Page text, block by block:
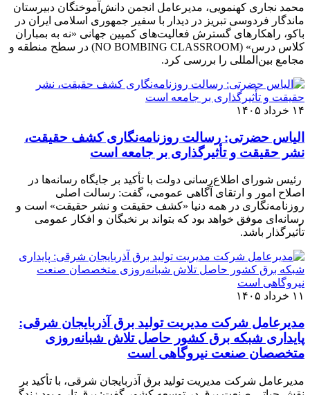
محمد نجاری کهنمویی، مدیرعامل انجمن دانش‌آموختگان دبیرستان
ماندگار فردوسی تبریز در دیدار با سفیر جمهوری اسلامی ایران در
باکو، راهکارهای گسترش فعالیت‌های کمپین جهانی «نه به بمباران
کلاس درس» (NO BOMBING CLASSROOM) در سطح منطقه و
مجامع بین‌المللی را بررسی کرد.
۱۴ خرداد ۱۴۰۵
الیاس حضرتی: رسالت روزنامه‌نگاری کشف حقیقت،
نشر حقیقت و تأثیرگذاری بر جامعه است
رئیس شورای اطلاع‌رسانی دولت با تأکید بر جایگاه رسانه‌ها در
اصلاح امور و ارتقای آگاهی عمومی، گفت: رسالت اصلی
روزنامه‌نگاری در همه دنیا «کشف حقیقت و نشر حقیقت» است و
رسانه‌ای موفق خواهد بود که بتواند بر نخبگان و افکار عمومی
تأثیرگذار باشد.
۱۱ خرداد ۱۴۰۵
مدیرعامل شرکت مدیریت تولید برق آذربایجان شرقی:
پایداری شبکه برق کشور حاصل تلاش شبانه‌روزی
متخصصان صنعت نیروگاهی است
مدیرعامل شرکت مدیریت تولید برق آذربایجان شرقی، با تأکید بر